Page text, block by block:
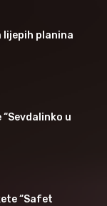
lijepih planina
u
“Safet